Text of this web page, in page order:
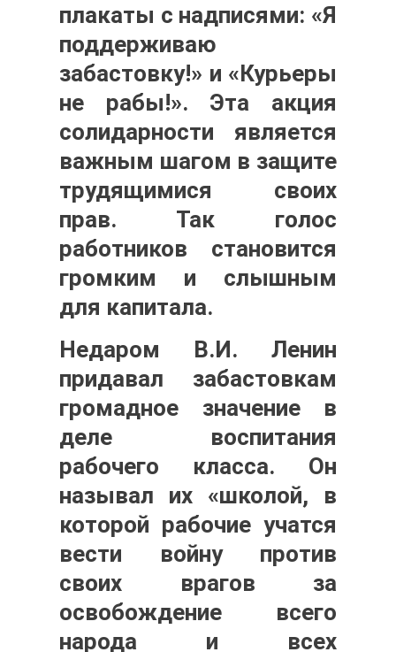
плакаты с надписями: «Я
поддерживаю
забастовку!» и «Курьеры
не рабы!». Эта акция
солидарности является
важным шагом в защите
трудящимися своих
прав. Так голос
работников становится
громким и слышным
для капитала.
Недаром В.И. Ленин
придавал забастовкам
громадное значение в
деле воспитания
рабочего класса. Он
называл их «школой, в
которой рабочие учатся
вести войну против
своих врагов за
освобождение всего
народа и всех